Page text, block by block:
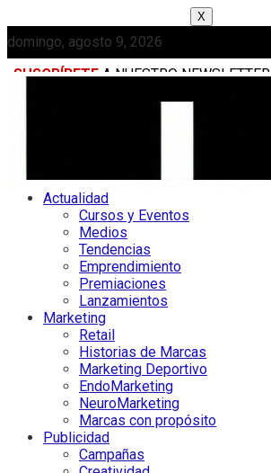
X
domingo, agosto 9, 2026
SUSCRÍBETE A NUESTRO NEWSLETTER
Actualidad
Cursos y Eventos
Medios
Tendencias
Emprendimiento
Premiaciones
Lanzamientos
Marketing
Retail
Historias de Marcas
Marketing Deportivo
EndoMarketing
NeuroMarketing
Marcas con propósito
Publicidad
Campañas